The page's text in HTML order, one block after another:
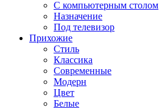
С компьютерным столом
Назначение
Под телевизор
Прихожие
Стиль
Классика
Современные
Модерн
Цвет
Белые